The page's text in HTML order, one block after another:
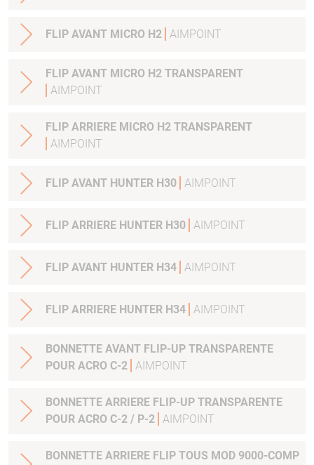
FLIP AVANT MICRO H2 AIMPOINT
FLIP AVANT MICRO H2 TRANSPARENT
AIMPOINT
FLIP ARRIERE MICRO H2 TRANSPARENT
AIMPOINT
FLIP AVANT HUNTER H30 AIMPOINT
FLIP ARRIERE HUNTER H30 AIMPOINT
FLIP AVANT HUNTER H34 AIMPOINT
FLIP ARRIERE HUNTER H34 AIMPOINT
BONNETTE AVANT FLIP-UP TRANSPARENTE
POUR ACRO C-2 AIMPOINT
BONNETTE ARRIERE FLIP-UP TRANSPARENTE
POUR ACRO C-2 / P-2 AIMPOINT
BONNETTE ARRIERE FLIP TOUS MOD 9000-COMP